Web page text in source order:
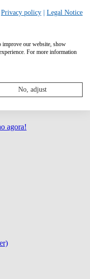
agora!
Privacy policy Legal Notice
improve our website, show
For more information
No, adjust